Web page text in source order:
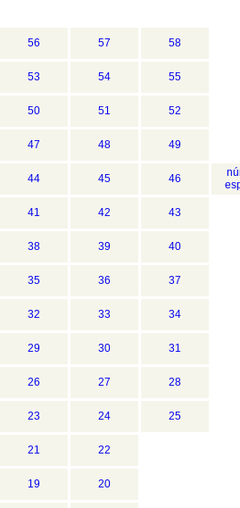
56 57 58
53 54 55
50 51 52
47 48 49
44 45 46
41 42 43
38 39 40
35 36 37
32 33 34
29 30 31
26 27 28
23 24 25
21 22
19 20